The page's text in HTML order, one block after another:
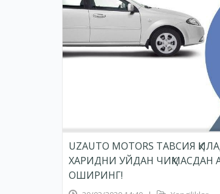
UZAUTO MOTORS ТАВСИЯ
ХАРИДНИ УЙДАН ЧИҚМАСДАН
ОШИРИНГ!